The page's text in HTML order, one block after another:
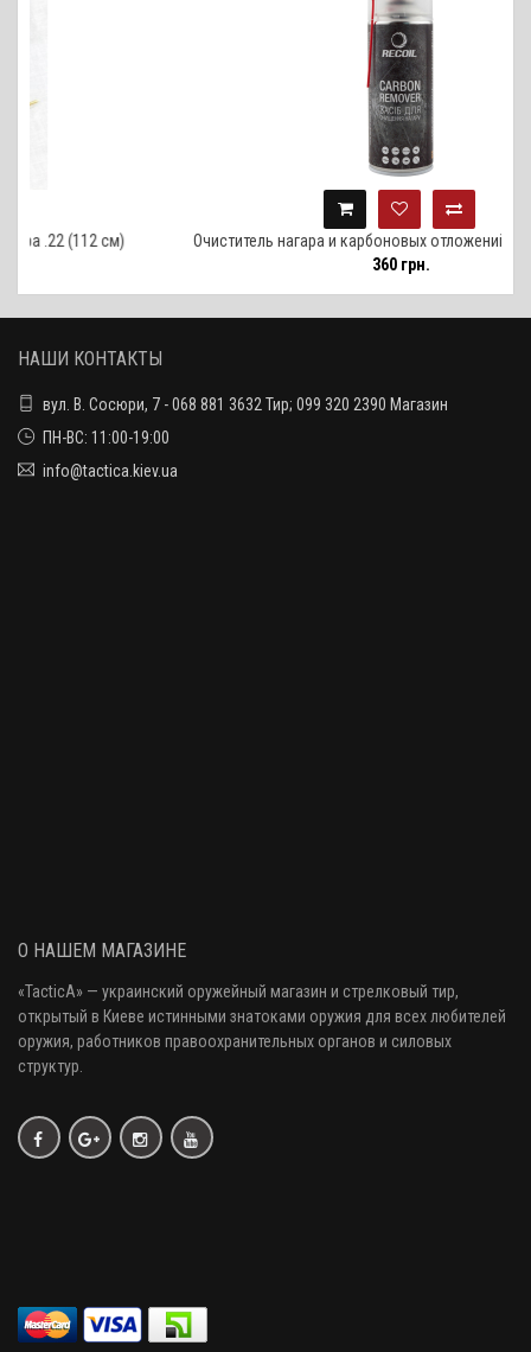
см)
Очиститель нагара и карбоновых отложений Recoil, 400 мл
НАШИ КОНТАКТЫ
вул. В. Сосюри, 7 - 068 881 3632 Тир; 099 320 2390 Магазин
ПН-ВС: 11:00-19:00
info@tactica.kiev.ua
О НАШЕМ МАГАЗИНЕ
«TacticA» — украинский оружейный магазин и стрелковый тир,
открытый в Киеве истинными знатоками оружия для всех любителей
оружия, работников правоохранительных органов и силовых
структур.